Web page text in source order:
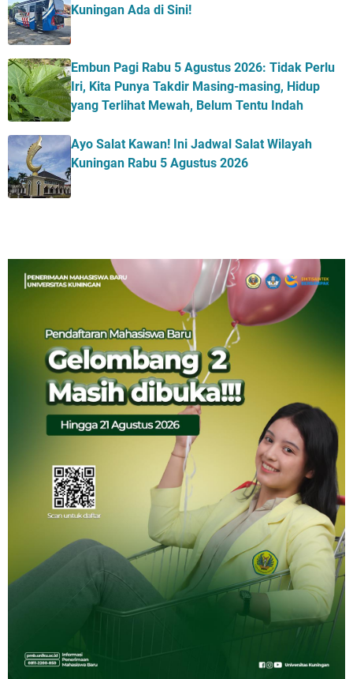
Kuningan Ada di Sini!
Embun Pagi Rabu 5 Agustus 2026: Tidak Perlu
Iri, Kita Punya Takdir Masing-masing, Hidup
yang Terlihat Mewah, Belum Tentu Indah
Ayo Salat Kawan! Ini Jadwal Salat Wilayah
Kuningan Rabu 5 Agustus 2026